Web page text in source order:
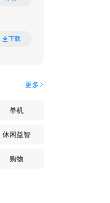
下载
更多
单机
休闲益智
购物